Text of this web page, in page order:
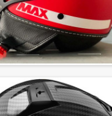
€ 2,27 €